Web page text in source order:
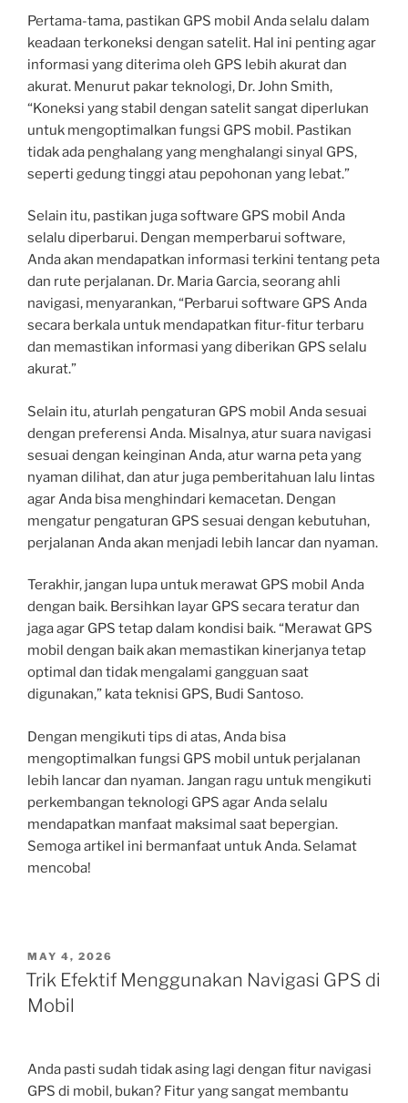
Pertama-tama, pastikan GPS mobil Anda selalu dalam
keadaan terkoneksi dengan satelit. Hal ini penting agar
informasi yang diterima oleh GPS lebih akurat dan
akurat. Menurut pakar teknologi, Dr. John Smith,
“Koneksi yang stabil dengan satelit sangat diperlukan
untuk mengoptimalkan fungsi GPS mobil. Pastikan
tidak ada penghalang yang menghalangi sinyal GPS,
seperti gedung tinggi atau pepohonan yang lebat.”
Selain itu, pastikan juga software GPS mobil Anda
selalu diperbarui. Dengan memperbarui software,
Anda akan mendapatkan informasi terkini tentang peta
dan rute perjalanan. Dr. Maria Garcia, seorang ahli
navigasi, menyarankan, “Perbarui software GPS Anda
secara berkala untuk mendapatkan fitur-fitur terbaru
dan memastikan informasi yang diberikan GPS selalu
akurat.”
Selain itu, aturlah pengaturan GPS mobil Anda sesuai
dengan preferensi Anda. Misalnya, atur suara navigasi
sesuai dengan keinginan Anda, atur warna peta yang
nyaman dilihat, dan atur juga pemberitahuan lalu lintas
agar Anda bisa menghindari kemacetan. Dengan
mengatur pengaturan GPS sesuai dengan kebutuhan,
perjalanan Anda akan menjadi lebih lancar dan nyaman.
Terakhir, jangan lupa untuk merawat GPS mobil Anda
dengan baik. Bersihkan layar GPS secara teratur dan
jaga agar GPS tetap dalam kondisi baik. “Merawat GPS
mobil dengan baik akan memastikan kinerjanya tetap
optimal dan tidak mengalami gangguan saat
digunakan,” kata teknisi GPS, Budi Santoso.
Dengan mengikuti tips di atas, Anda bisa
mengoptimalkan fungsi GPS mobil untuk perjalanan
lebih lancar dan nyaman. Jangan ragu untuk mengikuti
perkembangan teknologi GPS agar Anda selalu
mendapatkan manfaat maksimal saat bepergian.
Semoga artikel ini bermanfaat untuk Anda. Selamat
mencoba!
POSTED
ON
MAY 4, 2026
Trik Efektif Menggunakan Navigasi GPS di
Mobil
Anda pasti sudah tidak asing lagi dengan fitur navigasi
GPS di mobil, bukan? Fitur yang sangat membantu